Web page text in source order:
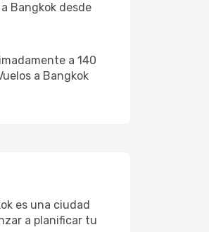
Bangkok desde
a 140
a Bangkok
es una ciudad
a planificar tu